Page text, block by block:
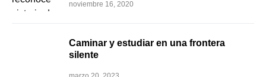
noviembre 16, 2020
Caminar y estudiar en una frontera
silente